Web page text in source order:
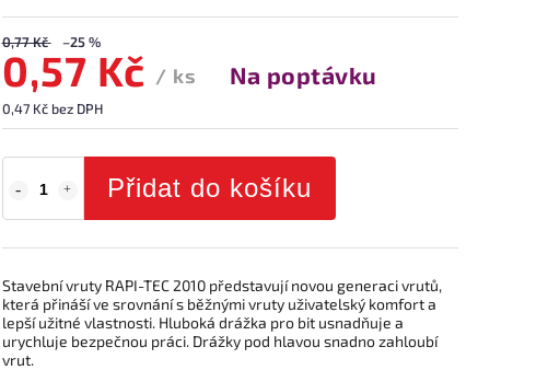
0,77 Kč –25 %
0,57 Kč / ks
0,47 Kč bez DPH
Na poptávku
Přidat do košíku
Stavební vruty RAPI-TEC 2010 představují novou generaci vrutů,
která přináší ve srovnání s běžnými vruty uživatelský komfort a
lepší užitné vlastnosti. Hluboká drážka pro bit usnadňuje a
urychluje bezpečnou práci. Drážky pod hlavou snadno zahloubí
vrut.